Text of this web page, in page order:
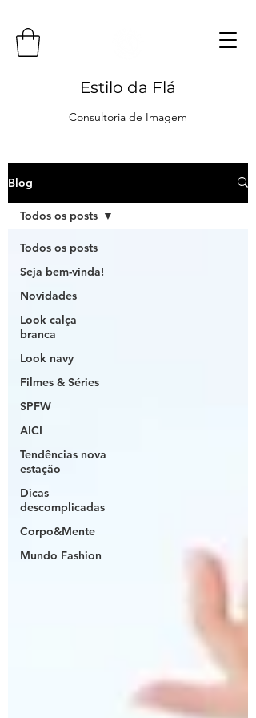
Estilo da Flá
Consultoria de Imagem
Blog
Todos os posts
Seja bem-vinda!
Novidades
Look calça
branca
Look navy
Filmes & Séries
SPFW
AICI
Tendências nova
estação
Dicas
descomplicadas
Corpo&Mente
Mundo Fashion
Todos os posts